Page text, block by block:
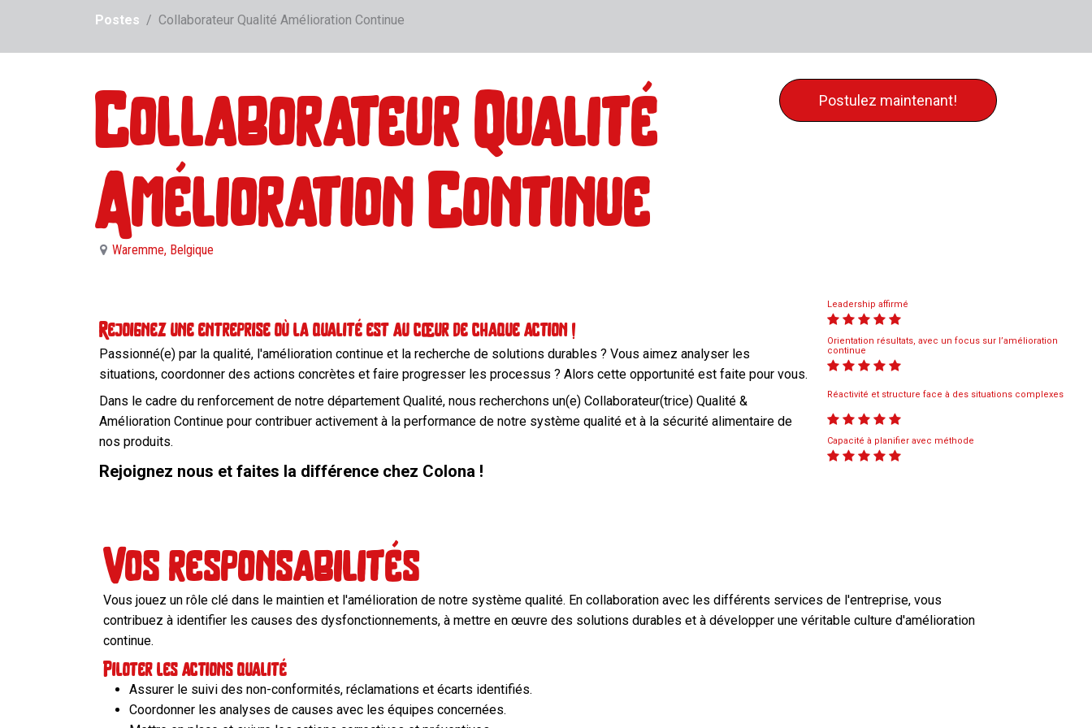
Postes Collaborateur Qualité Amélioration Continue
Postulez maintenant!
Collaborateur Qualité
Amélioration Continue
Waremme, Belgique
Leadership affirmé
Orientation résultats, avec un focus sur l’amélioration
continue
Réactivité et structure face à des situations complexes
Capacité à planifier avec méthode
Rejoignez une entreprise où la qualité est au cœur de chaque action !
Passionné(e) par la qualité, l'amélioration continue et la recherche de solutions durables ? Vous aimez analyser les
situations, coordonner des actions concrètes et faire progresser les processus ? Alors cette opportunité est faite pour vous.
Dans le cadre du renforcement de notre département Qualité, nous recherchons un(e) Collaborateur(trice) Qualité &
Amélioration Continue pour contribuer activement à la performance de notre système qualité et à la sécurité alimentaire de
nos produits.
Rejoignez nous et faites la différence chez Colona !
Vos responsabilités
Vous jouez un rôle clé dans le maintien et l'amélioration de notre système qualité. En collaboration avec les différents services de l'entreprise, vous
contribuez à identifier les causes des dysfonctionnements, à mettre en œuvre des solutions durables et à développer une véritable culture d'amélioration
continue.
Piloter les actions qualité
Assurer le suivi des non-conformités, réclamations et écarts identifiés.
Coordonner les analyses de causes avec les équipes concernées.